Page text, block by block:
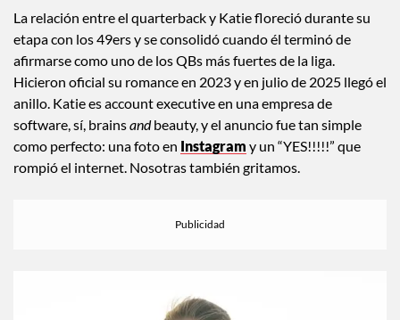
Katie Hoofnagle y Sam Darnold
La relación entre el quarterback y Katie floreció durante su
etapa con los 49ers y se consolidó cuando él terminó de
afirmarse como uno de los QBs más fuertes de la liga.
Hicieron oficial su romance en 2023 y en julio de 2025 llegó el
anillo. Katie es account executive en una empresa de
como perfecto: una foto enInstagram